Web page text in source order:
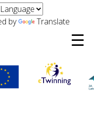
by Translate